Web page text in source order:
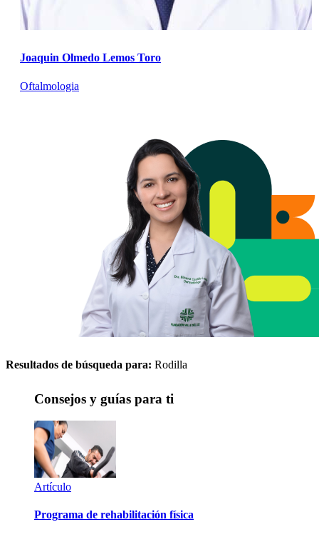
Joaquin Olmedo Lemos Toro
Oftalmologia
Resultados de búsqueda para: Rodilla
Consejos y guías para ti
Artículo
Programa de rehabilitación física